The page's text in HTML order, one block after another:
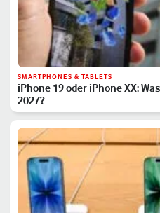
SMARTPHONES & TABLETS
iPhone 19 oder iPhone XX:
2027?